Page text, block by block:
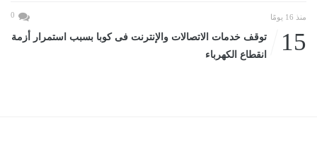
منذ 16 يومًا 0
15
توقف خدمات الاتصالات والإنترنت فى كوبا بسبب استمرار أزمة
انقطاع الكهرباء